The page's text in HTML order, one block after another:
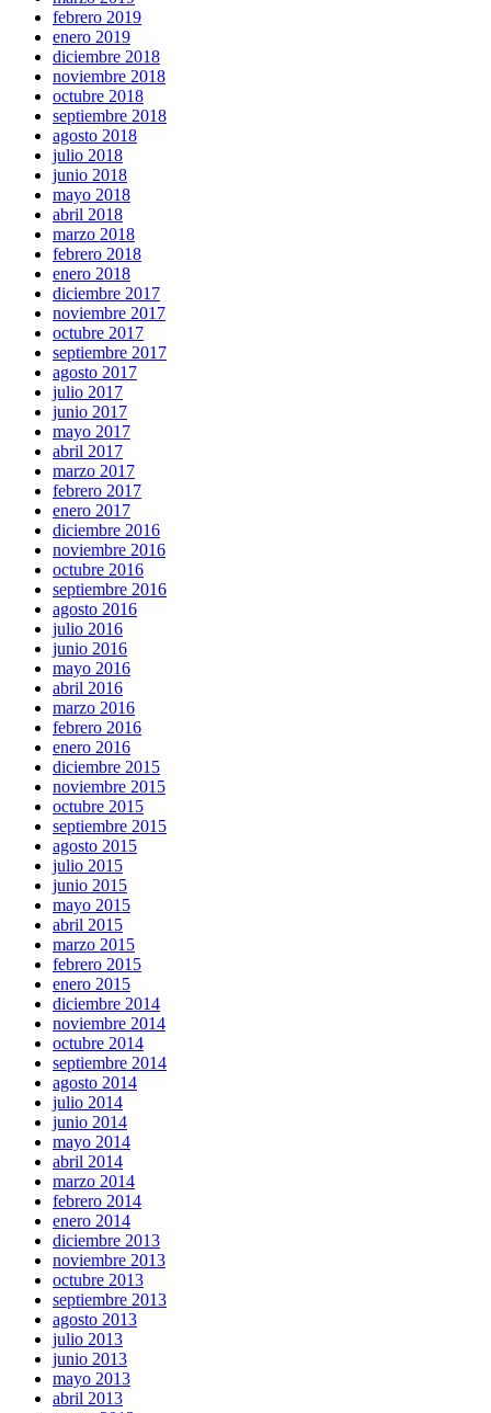
febrero 2019
enero 2019
diciembre 2018
noviembre 2018
octubre 2018
septiembre 2018
agosto 2018
julio 2018
junio 2018
mayo 2018
abril 2018
marzo 2018
febrero 2018
enero 2018
diciembre 2017
noviembre 2017
octubre 2017
septiembre 2017
agosto 2017
julio 2017
junio 2017
mayo 2017
abril 2017
marzo 2017
febrero 2017
enero 2017
diciembre 2016
noviembre 2016
octubre 2016
septiembre 2016
agosto 2016
julio 2016
junio 2016
mayo 2016
abril 2016
marzo 2016
febrero 2016
enero 2016
diciembre 2015
noviembre 2015
octubre 2015
septiembre 2015
agosto 2015
julio 2015
junio 2015
mayo 2015
abril 2015
marzo 2015
febrero 2015
enero 2015
diciembre 2014
noviembre 2014
octubre 2014
septiembre 2014
agosto 2014
julio 2014
junio 2014
mayo 2014
abril 2014
marzo 2014
febrero 2014
enero 2014
diciembre 2013
noviembre 2013
octubre 2013
septiembre 2013
agosto 2013
julio 2013
junio 2013
mayo 2013
abril 2013